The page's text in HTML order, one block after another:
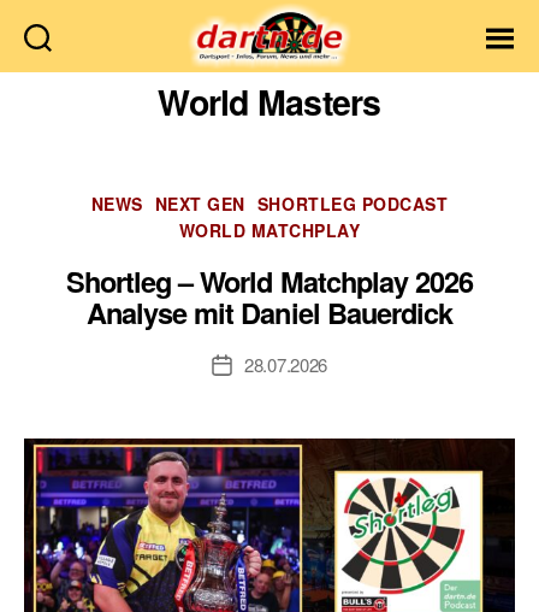
Dartn.de
World Masters
Kategorien
NEWS NEXT GEN SHORTLEG PODCAST
WORLD MATCHPLAY
Shortleg – World Matchplay 2026
Analyse mit Daniel Bauerdick
Veröffentlichungsdatum
28.07.2026